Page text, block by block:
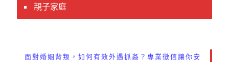
親子家庭
面對婚姻背叛，如何有效外遇抓姦？專業徵信讓你安